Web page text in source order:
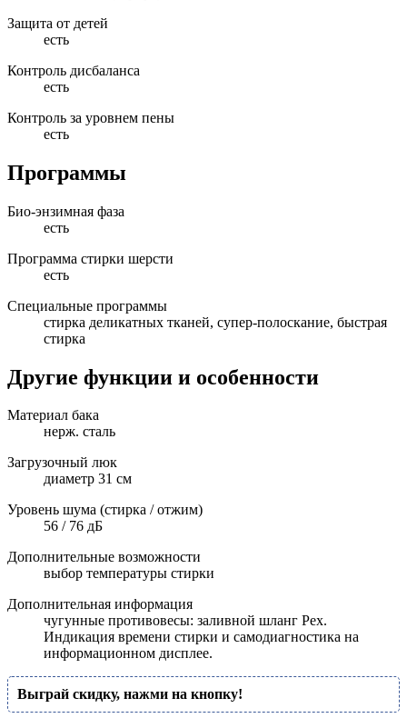
Защита от детей
есть
Контроль дисбаланса
есть
Контроль за уровнем пены
есть
Программы
Био-энзимная фаза
есть
Программа стирки шерсти
есть
Специальные программы
стирка деликатных тканей, супер-полоскание, быстрая
стирка
Другие функции и особенности
Материал бака
нерж. сталь
Загрузочный люк
диаметр 31 см
Уровень шума (стирка / отжим)
56 / 76 дБ
Дополнительные возможности
выбор температуры стирки
Дополнительная информация
чугунные противовесы: заливной шланг Pex.
Индикация времени стирки и самодиагностика на
информационном дисплее.
Выграй скидку, нажми на кнопку!